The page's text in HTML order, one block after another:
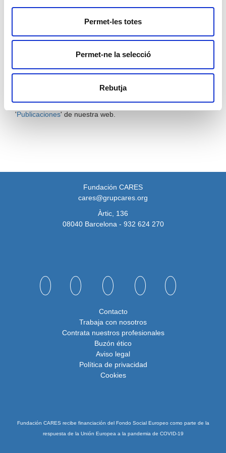
Permet-les totes
Permet-ne la selecció
Rebutja
conmemorativoCARES25: La historia de un mar de
y se estrenó un logotipo especial.
A nivel operativo, las entidades gestionaron más de264.000
, recorrieron más de103.000 kilómetros
gestionaron una superficie logística de más de68.000 m².
e indicadores de CARES, CODEC y el Club 2C, haciendo clic
en la portada o accediendo a las secciones de 'Memorias' o
'Publicaciones' de nuestra web.
Fundación CARES
cares@grupcares.org
Àrtic, 136
08040 Barcelona - 932 624 270
Contacto
Trabaja con nosotros
Contrata nuestros profesionales
Buzón ético
Aviso legal
Política de privacidad
Cookies
Fundación CARES recibe financiación del Fondo Social Europeo como parte de la
respuesta de la Unión Europea a la pandemia de COVID-19